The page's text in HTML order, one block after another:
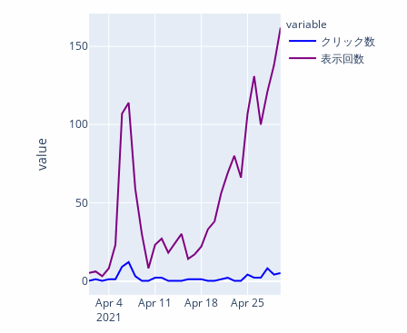
Apr 4
2021
Apr 11 Apr 18 Apr 25
0
50
100
150
variable
クリック数
表示回数
value